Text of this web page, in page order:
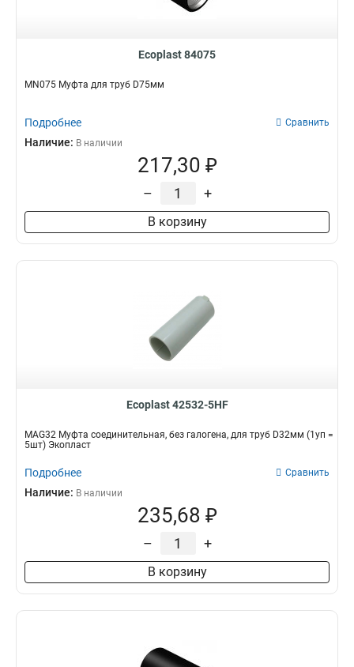
Ecoplast 84075
MN075 Муфта для труб D75мм
Подробнее Сравнить
Наличие: В наличии
217,30 ₽
– +
В корзину
Ecoplast 42532-5HF
MAG32 Муфта соединительная, без галогена, для труб D32мм (1уп =
5шт) Экопласт
Подробнее Сравнить
Наличие: В наличии
235,68 ₽
– +
В корзину